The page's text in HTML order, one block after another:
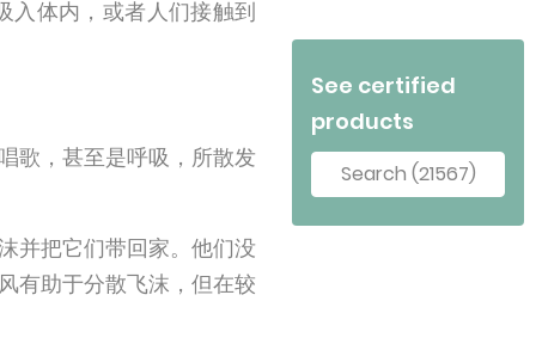
入体内，或者人们接触到
歌，甚至是呼吸，所散发
并把它们带回家。他们没
有助于分散飞沫，但在较
See certified
products
Search (21567)